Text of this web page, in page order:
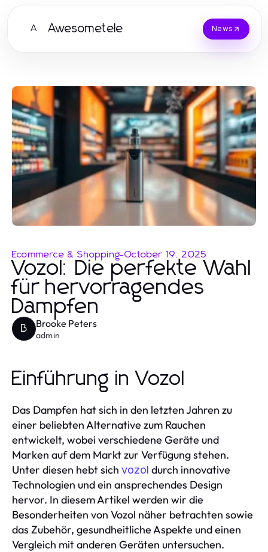
A Awesometele News
Ecommerce & Shopping-October 19, 2025
Vozol: Die perfekte Wahl
für hervorragendes
Dampfen
B Brooke Peters
admin
Einführung in Vozol
Das Dampfen hat sich in den letzten Jahren zu
einer beliebten Alternative zum Rauchen
entwickelt, wobei verschiedene Geräte und
Marken auf dem Markt zur Verfügung stehen.
Unter diesen hebt sich vozol durch innovative
Technologien und ein ansprechendes Design
hervor. In diesem Artikel werden wir die
Besonderheiten von Vozol näher betrachten sowie
das Zubehör, gesundheitliche Aspekte und einen
Vergleich mit anderen Geräten untersuchen.